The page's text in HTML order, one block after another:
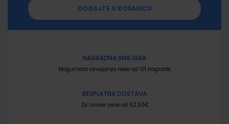
DODAJTE U KOŠARICU
NAGRADNA SMS IGRA
Mogućnost osvajanja neke od 101 nagrade
BESPLATNA DOSTAVA
Za iznose veće od 62,50€